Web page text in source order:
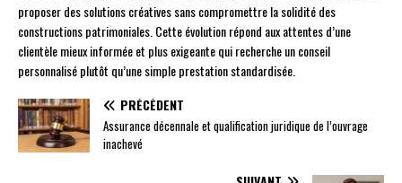
proposer des solutions créatives sans compromettre la solidité des
constructions patrimoniales. Cette évolution répond aux attentes d’une
clientèle mieux informée et plus exigeante qui recherche un conseil
personnalisé plutôt qu’une simple prestation standardisée.
PRÉCÉDENT
Assurance décennale et qualification juridique de l’ouvrage
inachevé